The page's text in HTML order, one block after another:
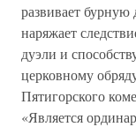
развивает бурную
наряжает
дуэли и
церковному
Пятигорского
«Является